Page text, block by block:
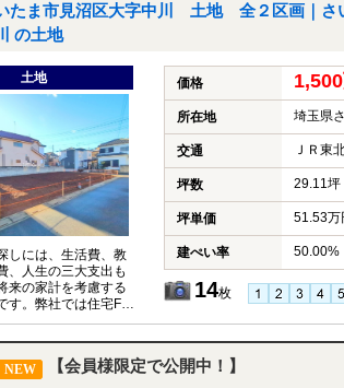
たま市見沼区大字中川 土地 全２区画｜さ
の土地
土地
しには、生活費、教
、人生の三大支出も
来の家計を考慮する
す。弊社では住宅FP
価格
所在地 埼玉県
交通 ＪＲ
坪数 29.11坪
坪単価 51.53万
建ぺい率 50.00%
14枚
NEW 【会員様限定で公開中！】